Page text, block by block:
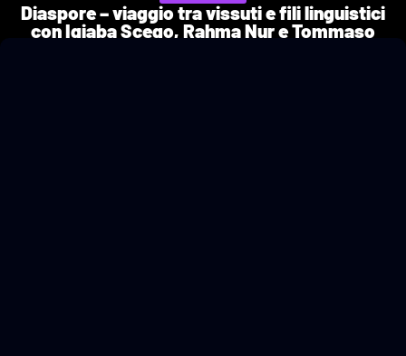
Diaspore – viaggio tra vissuti e fili linguistici
con Igiaba Scego, Rahma Nur e Tommaso